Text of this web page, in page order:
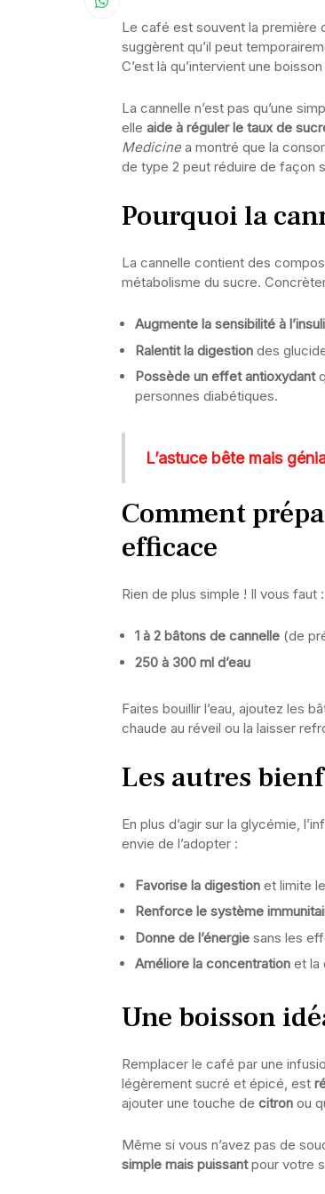
Le café est souvent la première
suggèrent qu’il peut
C’est là qu’intervient une
La cannelle n’est pas qu’une
elle aide à réguler le taux de
Medicinea montré que la
de type 2 peut réduire de façon
Pourquoi la
La cannelle contient des
métabolisme du sucre.
Augmente la sensibilité à
Ralentit la digestion des
Possède un effet antioxydant
personnes diabétiques.
L’astuce bête mais
Comment
efficace
Rien de plus simple ! Il vous faut :
1 à 2 bâtons de cannelle (de
250 à 300 ml d’eau
Faites bouillir l’eau, ajoutez les
chaude au réveil ou la laisser
Les autres
En plus d’agir sur la glycémie,
envie de l’adopter :
Favorise la digestion et limite
Renforce le système
Donne de l’énergie sans les
Améliore la concentration et la
Une boisson
Remplacer le café par une
légèrement sucré et épicé, est
ajouter une touche de citron ou
Même si vous n’avez pas de
simple mais puissantpour votre